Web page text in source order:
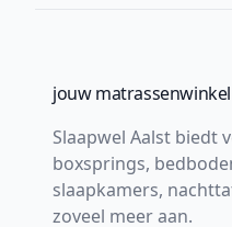
jouw
Slaapwel Aalst biedt
boxsprings,
slaapkamers,
zoveel meer aan.